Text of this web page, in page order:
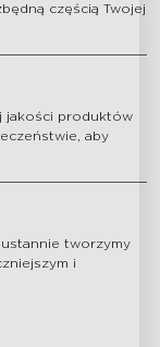
częścią Twojej
jakości produktów
aby
tworzymy
i